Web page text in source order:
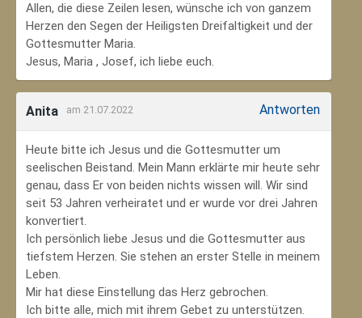
Allen, die diese Zeilen lesen, wünsche ich von ganzem
Herzen den Segen der Heiligsten Dreifaltigkeit und der
Gottesmutter Maria.
Jesus, Maria , Josef, ich liebe euch.
Anita am 21.07.2022 Antworten
Heute bitte ich Jesus und die Gottesmutter um
seelischen Beistand. Mein Mann erklärte mir heute sehr
genau, dass Er von beiden nichts wissen will. Wir sind
seit 53 Jahren verheiratet und er wurde vor drei Jahren
konvertiert.
Ich persönlich liebe Jesus und die Gottesmutter aus
tiefstem Herzen. Sie stehen an erster Stelle in meinem
Leben.
Mir hat diese Einstellung das Herz gebrochen.
Ich bitte alle, mich mit ihrem Gebet zu unterstützen.